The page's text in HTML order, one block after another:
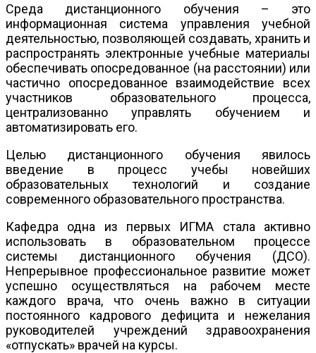
Среда дистанционного обучения – это
информационная система управления учебной
деятельностью, позволяющей создавать, хранить и
распространять электронные учебные материалы
обеспечивать опосредованное (на расстоянии) или
частично опосредованное взаимодействие всех
участников образовательного процесса,
централизованно управлять обучением и
автоматизировать его.
Целью дистанционного обучения явилось
введение в процесс учебы новейших
образовательных технологий и создание
современного образовательного пространства.
Кафедра одна из первых ИГМА стала активно
использовать в образовательном процессе
системы дистанционного обучения (ДСО).
Непрерывное профессиональное развитие может
успешно осуществляться на рабочем месте
каждого врача, что очень важно в ситуации
постоянного кадрового дефицита и нежелания
руководителей учреждений здравоохранения
«отпускать» врачей на курсы.